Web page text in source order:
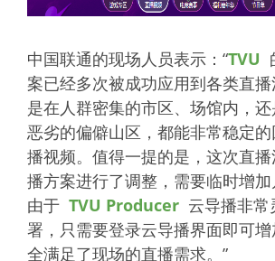
中国联通的现场人员表示：“TVU
案已经多次被成功应用到各类直
是在人群密集的市区、场馆内，
恶劣的偏僻山区，都能非常稳定
播视频。值得一提的是，这次直
播方案进行了调整，需要临时增加
由于 TVU Producer 云导播非
署，只需要登录云导播界面即可
全满足了现场的直播需求。”